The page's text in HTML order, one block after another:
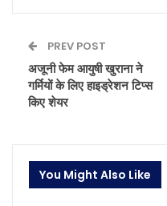
PREV POST
अजूनी फेम आयुषी खुराना ने
गर्मियों के लिए हाइड्रेशन टिप्स
किए शेयर
You Might Also Like